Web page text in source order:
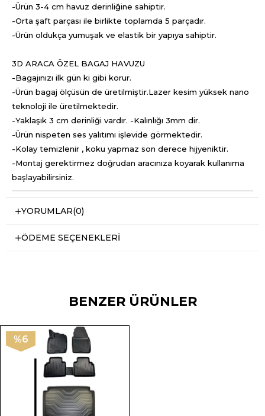
-Ürün 3-4 cm havuz derinliğine sahiptir.
-Orta şaft parçası ile birlikte toplamda 5 parçadır.
-Ürün oldukça yumuşak ve elastik bir yapıya sahiptir.
3D ARACA ÖZEL BAGAJ HAVUZU
-Bagajınızı ilk gün ki gibi korur.
-Ürün bagaj ölçüsün de üretilmiştir.Lazer kesim yüksek nano
teknoloji ile üretilmektedir.
-Yaklaşık 3 cm derinliği vardır. -Kalınlığı 3mm dir.
-Ürün nispeten ses yalıtımı işlevide görmektedir.
-Kolay temizlenir , koku yapmaz son derece hijyeniktir.
-Montaj gerektirmez doğrudan aracınıza koyarak kullanıma
başlayabilirsiniz.
YORUMLAR(0)
ÖDEME SEÇENEKLERI
BENZER ÜRÜNLER
%6